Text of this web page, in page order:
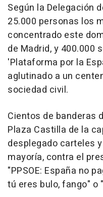
Según la Delegación
25.000 personas los
concentrado este
de Madrid, y 400.000
'Plataforma por la
aglutinado a un
sociedad civil.
Cientos de banderas
Plaza Castilla de la
desplegado carteles
mayoría, contra el
"PPSOE: España no
tú eres bulo, fango" o